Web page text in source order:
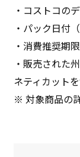
・コストコの
・パック日付
・消費推奨期
・販売された
ネティカット
※ 対象商品の